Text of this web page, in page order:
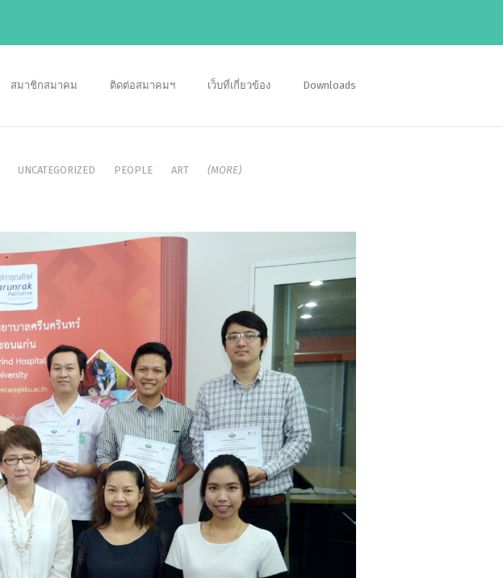
สมาชิกสมาคม ติดต่อสมาคมฯ เว็บที่เกี่ยวข้อง Downloads
UNCATEGORIZED PEOPLE ART (MORE)